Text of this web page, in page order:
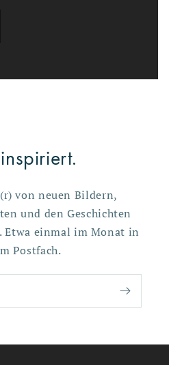
von neuen Bildern,
und den Geschichten
einmal im Monat in
Postfach.